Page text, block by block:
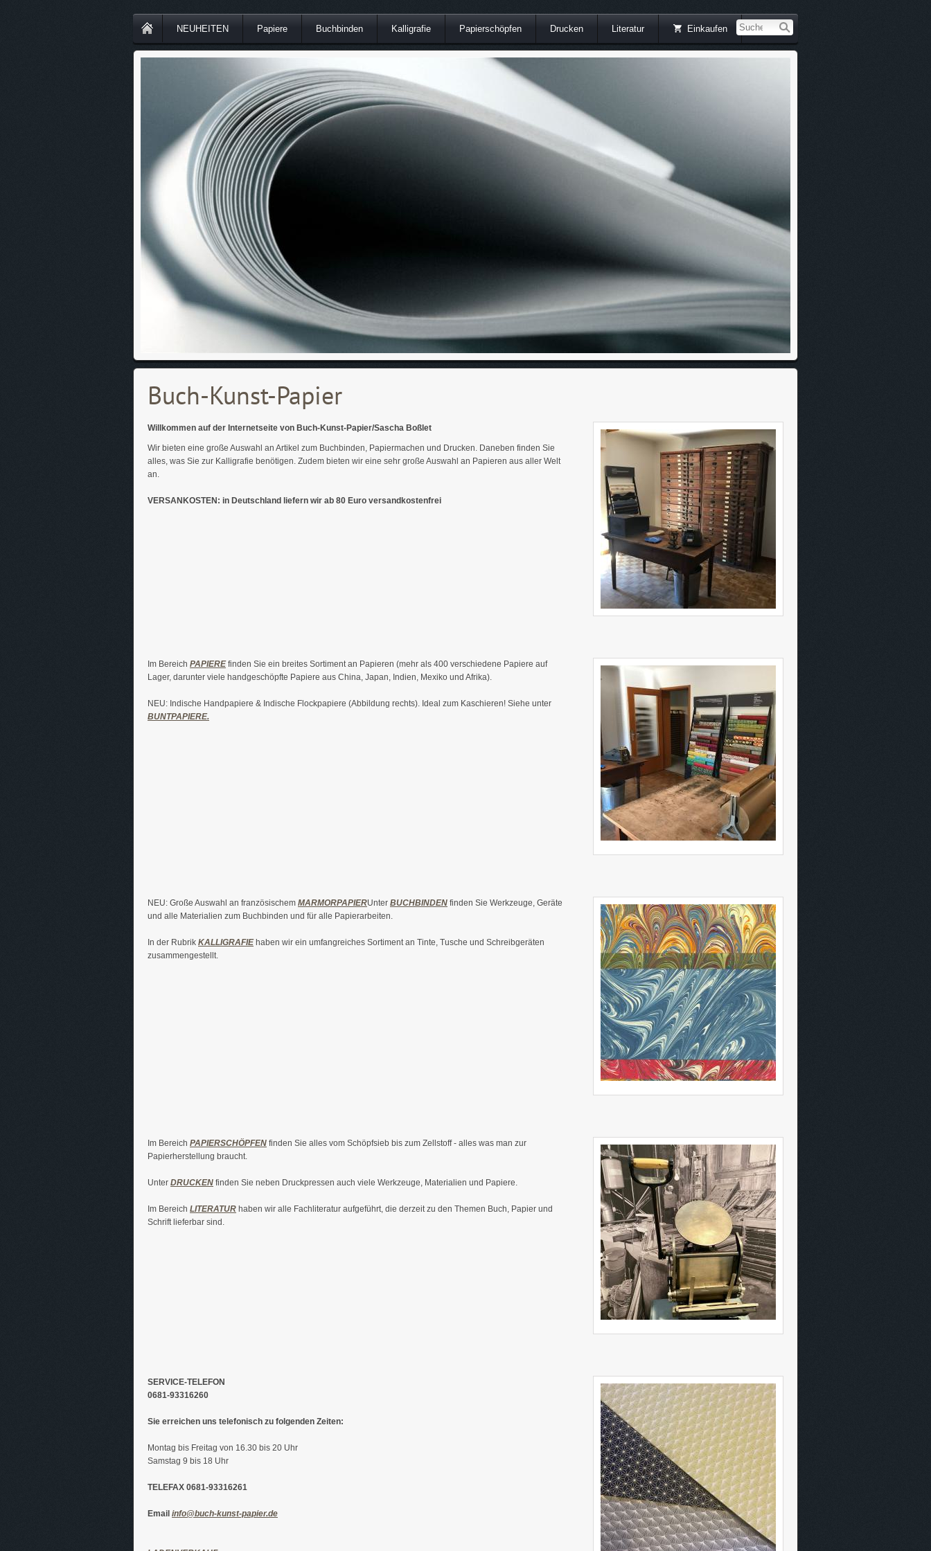
NEUHEITEN Papiere Buchbinden Kalligrafie Papierschöpfen Drucken Literatur Einkaufen
Buch-Kunst-Papier
Willkommen auf der Internetseite von Buch-Kunst-Papier/Sascha Boßlet
Wir bieten eine große Auswahl an Artikel zum Buchbinden, Papiermachen und Drucken. Daneben finden Sie
alles, was Sie zur Kalligrafie benötigen. Zudem bieten wir eine sehr große Auswahl an Papieren aus aller Welt
an.
VERSANKOSTEN: in Deutschland liefern wir ab 80 Euro versandkostenfrei
Im Bereich PAPIEREfinden Sie ein breites Sortiment an Papieren (mehr als 400 verschiedene Papiere auf
Lager, darunter viele handgeschöpfte Papiere aus China, Japan, Indien, Mexiko und Afrika).
NEU: Indische Handpapiere & Indische Flockpapiere (Abbildung rechts). Ideal zum Kaschieren! Siehe unter
BUNTPAPIERE.
NEU: Große Auswahl an französischem MARMORPAPIERUnter BUCHBINDEN finden Sie Werkzeuge, Geräte
und alle Materialien zum Buchbinden und für alle Papierarbeiten.
In der Rubrik KALLIGRAFIEhaben wir ein umfangreiches Sortiment an Tinte, Tusche und Schreibgeräten
zusammengestellt.
Im Bereich PAPIERSCHÖPFEN finden Sie alles vom Schöpfsieb bis zum Zellstoff - alles was man zur
Papierherstellung braucht.
Unter DRUCKEN finden Sie neben Druckpressen auch viele Werkzeuge, Materialien und Papiere.
Im Bereich LITERATUR haben wir alle Fachliteratur aufgeführt, die derzeit zu den Themen Buch, Papier und
Schrift lieferbar sind.
SERVICE-TELEFON
0681-93316260
Sie erreichen uns telefonisch zu folgenden Zeiten:
Montag bis Freitag von 16.30 bis 20 Uhr
Samstag 9 bis 18 Uhr
TELEFAX 0681-93316261
Email info@buch-kunst-papier.de